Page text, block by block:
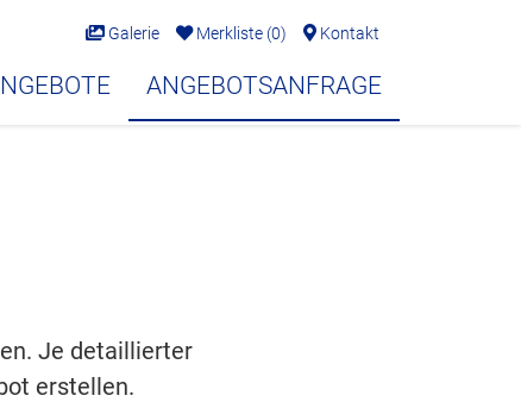
Galerie Merkliste (0) Kontakt
ANGEBOTSANFRAGE
Je detaillierter
erstellen.